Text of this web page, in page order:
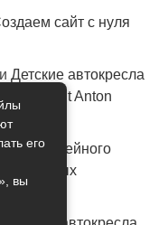
сайт с нуля
Детские автокресла
цвет St Anton
семейного
семейных
его
вы